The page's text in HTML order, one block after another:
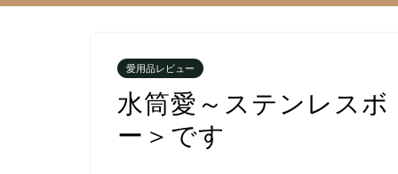
愛用品レビュー
水筒愛～ステンレス
ー＞です